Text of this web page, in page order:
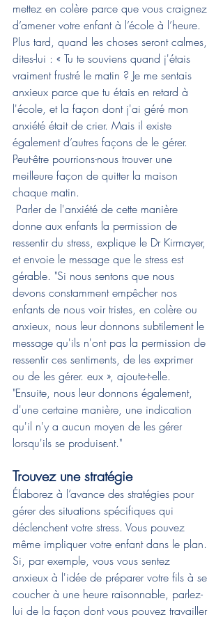
mettez en colère parce que vous craignez
d’amener votre enfant à l’école à l’heure.
Plus tard, quand les choses seront calmes,
dites-lui : « Tu te souviens quand j'étais
vraiment frustré le matin ? Je me sentais
anxieux parce que tu étais en retard à
l'école, et la façon dont j'ai géré mon
anxiété était de crier. Mais il existe
également d’autres façons de le gérer.
Peut-être pourrions-nous trouver une
meilleure façon de quitter la maison
chaque matin.
donne aux enfants la permission de
ressentir du stress, explique le Dr Kirmayer,
et envoie le message que le stress est
gérable. "Si nous sentons que nous
devons constamment empêcher nos
enfants de nous voir tristes, en colère ou
anxieux, nous leur donnons subtilement le
message qu'ils n'ont pas la permission de
ressentir ces sentiments, de les exprimer
ou de les gérer. eux », ajoute-t-elle.
"Ensuite, nous leur donnons également,
d'une certaine manière, une indication
qu'il n'y a aucun moyen de les gérer
lorsqu'ils se produisent."
Trouvez une stratégie
Élaborez à l’avance des stratégies pour
gérer des situations spécifiques qui
déclenchent votre stress. Vous pouvez
même impliquer votre enfant dans le plan.
Si, par exemple, vous vous sentez
anxieux à l'idée de préparer votre fils à se
coucher à une heure raisonnable, parlez-
lui de la façon dont vous pouvez travailler